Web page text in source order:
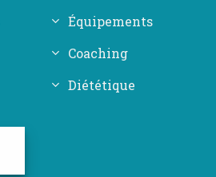
Équipements
Coaching
Diététique